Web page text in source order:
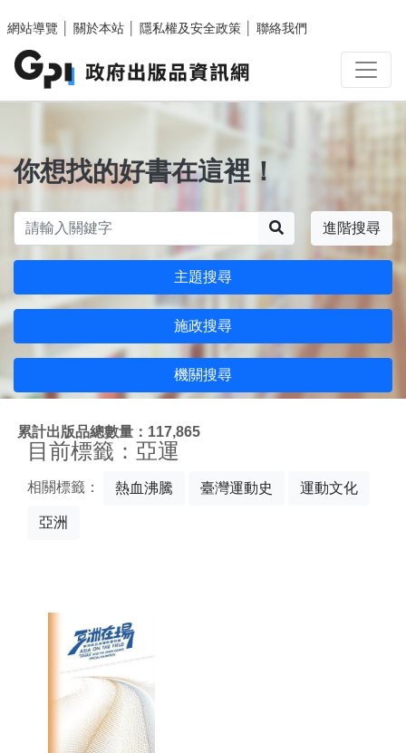
網站導覽
關於本站 隱私權及安全政策 聯絡我們
你想找的好書在這裡！
進階搜尋
主題搜尋
施政搜尋
機關搜尋
累計出版品總數量：117,865
目前標籤：亞運
相關標籤： 熱血沸騰 臺灣運動史 運動文化
亞洲